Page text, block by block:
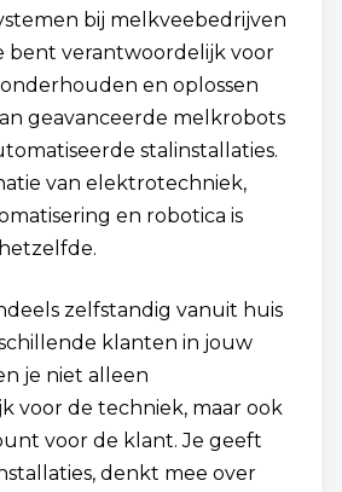
bij melkveebedrijven
bent verantwoordelijk voor
en oplossen
geavanceerde melkrobots
stalinstallaties.
van elektrotechniek,
en robotica is
zelfstandig vanuit huis
klanten in jouw
je niet alleen
voor de techniek, maar ook
voor de klant. Je geeft
denkt mee over